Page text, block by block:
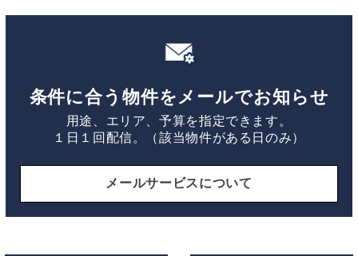
条件に合う物件をメールでお知らせ
用途、エリア、予算を指定できます。
１日１回配信。（該当物件がある日のみ）
メールサービスについて